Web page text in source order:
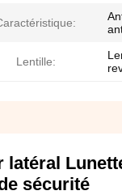
Lentille:
sécurité